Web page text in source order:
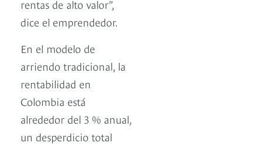
rentas de alto valor”,
dice el emprendedor.
En el modelo de
arriendo tradicional, la
rentabilidad en
Colombia está
alrededor del 3 % anual,
un desperdicio total